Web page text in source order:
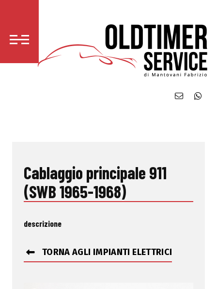
Cablaggio principale 911
(SWB 1965-1968)
descrizione
TORNA AGLI IMPIANTI ELETTRICI